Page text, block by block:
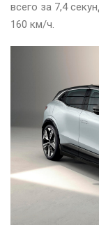
всего за 7,4
160 км/ч.